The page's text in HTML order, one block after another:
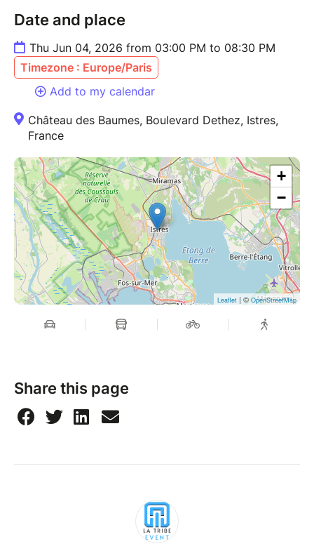
Date and place
Thu Jun 04, 2026 from 03:00 PM to 08:30 PM
Timezone : Europe/Paris
Add to my calendar
Château des Baumes, Boulevard Dethez, Istres,
France
+
−
Leaflet | ©OpenStreetMap
Share this page